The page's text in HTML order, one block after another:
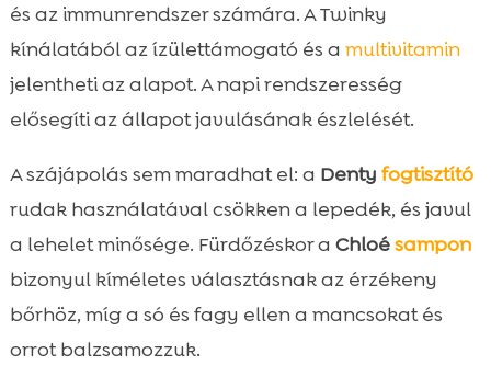
és az immunrendszer számára. A Twinky
kínálatából az ízülettámogató és a multivitamin
jelentheti az alapot. A napi rendszeresség
elősegíti az állapot javulásának észlelését.
A szájápolás sem maradhat el: a Denty fogtisztító
rudak használatával csökken a lepedék, és javul
a lehelet minősége. Fürdőzéskor a Chloésampon
bizonyul kíméletes választásnak az érzékeny
bőrhöz, míg a só és fagy ellen a mancsokat és
orrot balzsamozzuk.